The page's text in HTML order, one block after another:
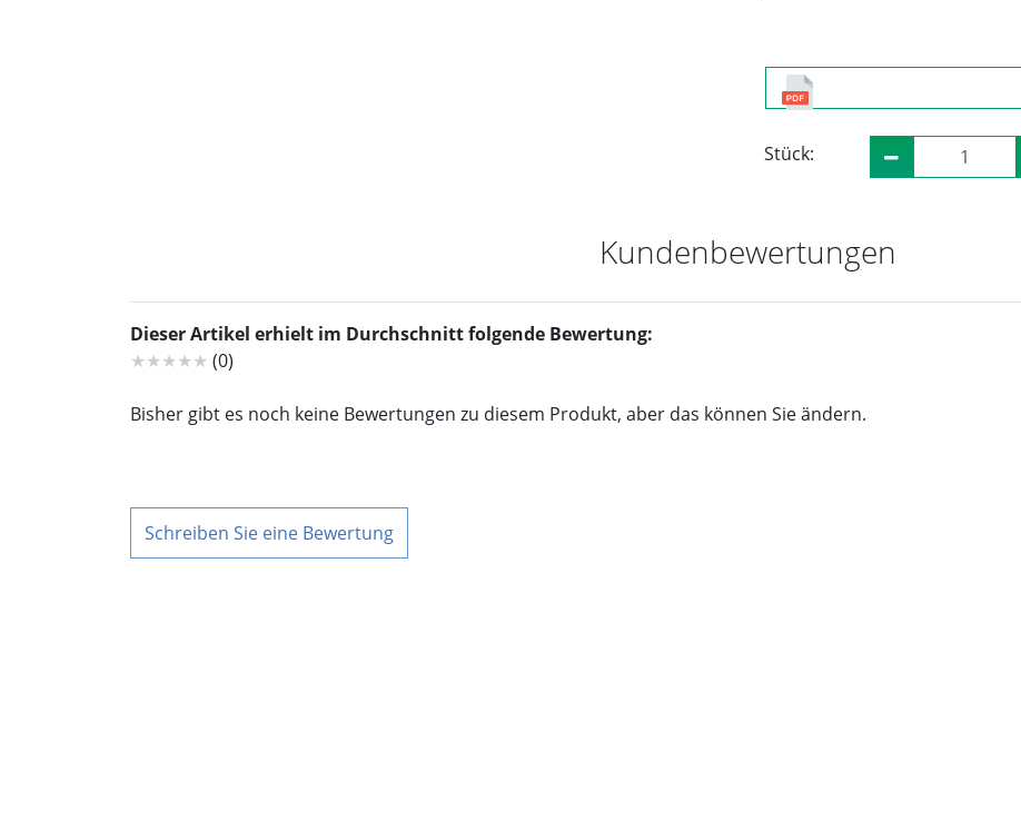
Stück:
Kundenbewertungen
Dieser Artikel erhielt im Durchschnitt folgende Bewertung:
★★★★★ (0)
Bisher gibt es noch keine Bewertungen zu diesem Produkt, aber das können Sie ändern.
Schreiben Sie eine Bewertung